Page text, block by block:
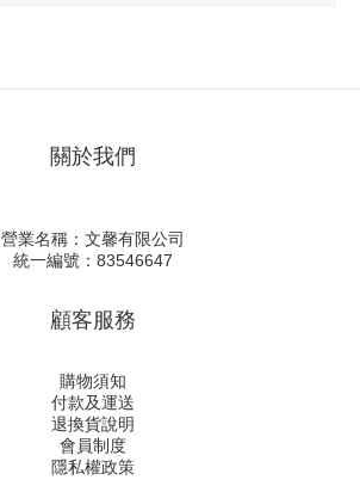
關於我們
營業名稱：文馨有限公司
統一編號：83546647
顧客服務
購物須知
付款及運送
退換貨說明
會員制度
隱私權政策